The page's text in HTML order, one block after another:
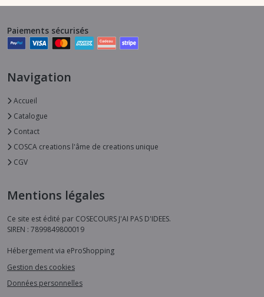
Paiements sécurisés
Navigation
Accueil
Catalogue
Contact
COSCA creations l'âme de creations unique
CGV
Mentions légales
Ce site est édité par COSECOURS J'AI PAS D'IDEES.
SIREN : 7899849800019
Hébergement via eProShopping
Gestion des cookies
Données personnelles